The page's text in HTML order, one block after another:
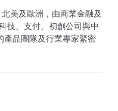
美及歐洲，由商業金融及
技、支付、初創公司與中
產品團隊及行業專家緊密